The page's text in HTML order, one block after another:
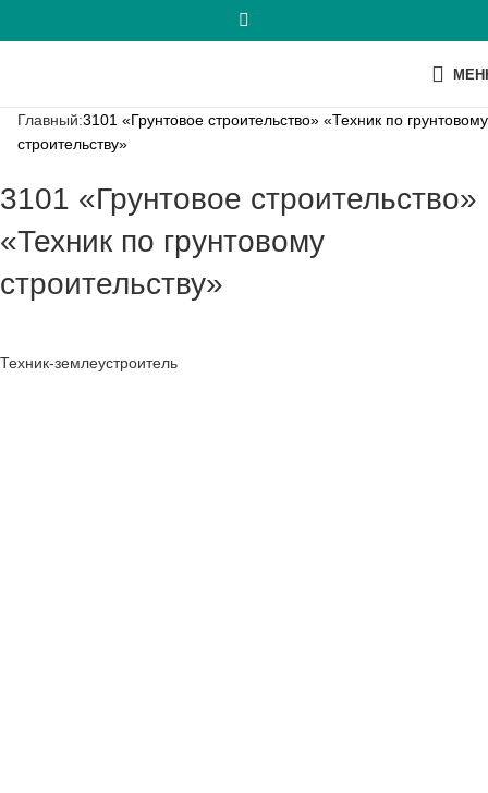
Главный:3101 «Грунтовое строительство» «Техник по грунтовому
строительству»
3101 «Грунтовое строительство»
«Техник по грунтовому
строительству»
Техник-землеустроитель